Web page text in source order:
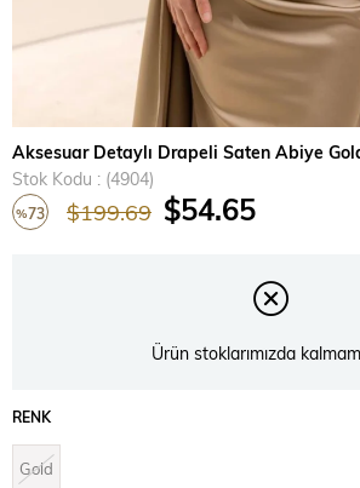
Aksesuar Detaylı Drapeli Saten Abiye
Stok Kodu
(4904)
%73 $199.69 $54.65
Ürün stoklarımızda
RENK
Gold